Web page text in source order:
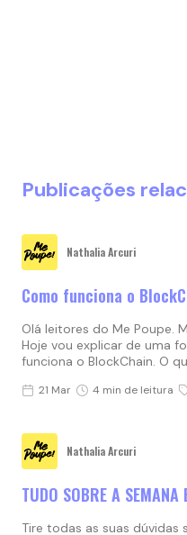
Publicações
Nathalia Arcuri
Como funciona o
Olá leitores do Me Poupe.
Hoje vou explicar de uma
funciona o BlockChain. O
21 Mar 4 min de leitura
Nathalia Arcuri
TUDO SOBRE A SEMANA
Tire todas as suas dúvidas